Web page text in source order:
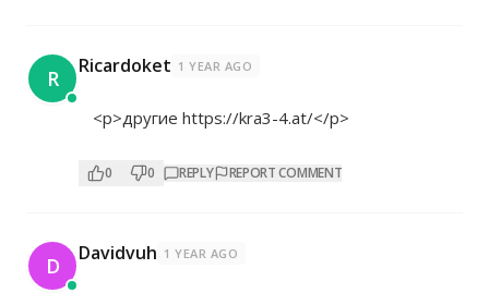
R Ricardoket 1 YEAR AGO
<p>другие https://kra3-4.at/</p>
0 0 REPLY REPORT COMMENT
D Davidvuh 1 YEAR AGO